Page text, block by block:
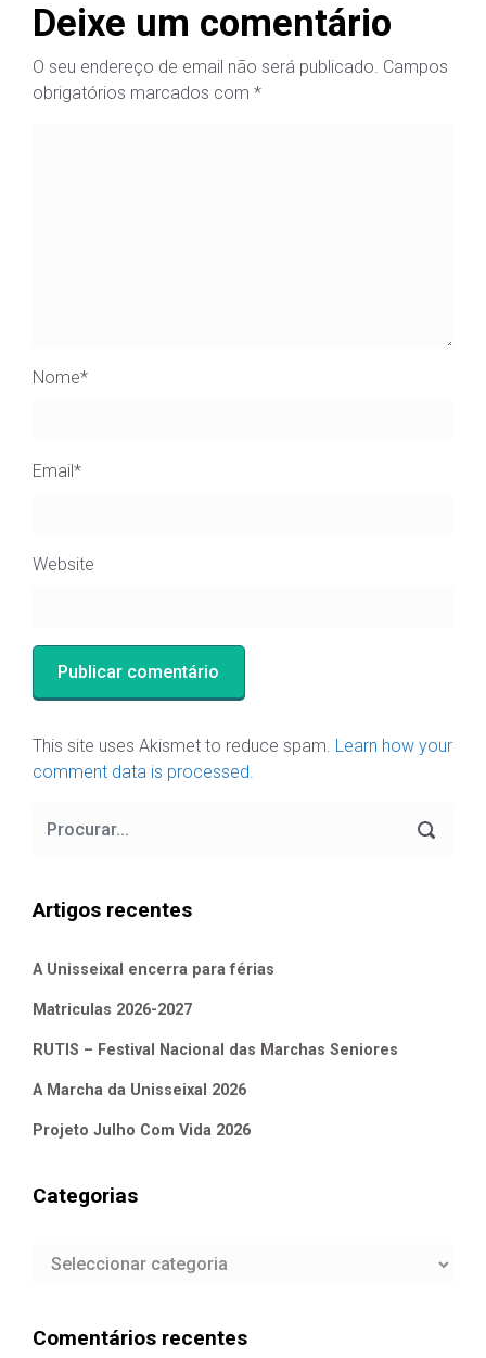
Deixe um comentário
O seu endereço de email não será publicado. Campos
obrigatórios marcados com *
Nome*
Email*
Website
This site uses Akismet to reduce spam. Learn how your
comment data is processed.
Artigos recentes
A Unisseixal encerra para férias
Matriculas 2026-2027
RUTIS – Festival Nacional das Marchas Seniores
A Marcha da Unisseixal 2026
Projeto Julho Com Vida 2026
Categorias
Categorias
Comentários recentes